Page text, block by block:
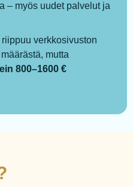
– myös uudet palvelut ja
verkkosivuston
mutta
800–1600 €